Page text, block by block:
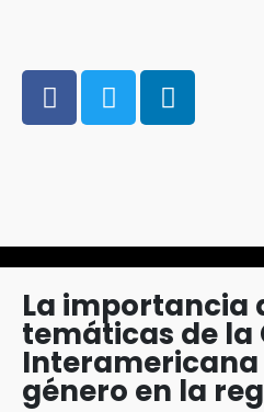
La importancia
temáticas de la
género en la